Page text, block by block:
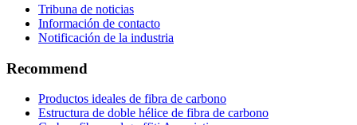
Tribuna de noticias
Información de contacto
Notificación de la industria
Recommend
Productos ideales de fibra de carbono
Estructura de doble hélice de fibra de carbono